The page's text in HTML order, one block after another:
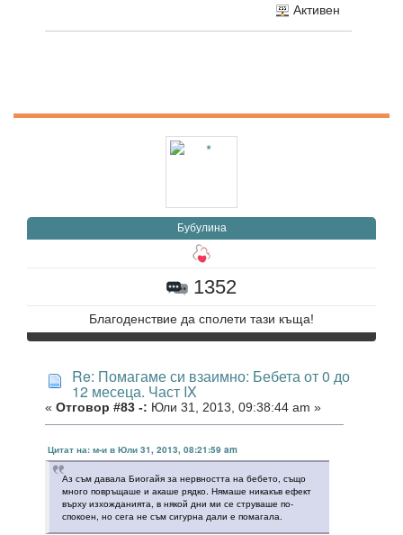
Активен
Бубулина
1352
Благоденствие да сполети тази къща!
Re: Помагаме си взаимно: Бебета от 0 до
12 месеца. Част IX
« Отговор #83 -: Юли 31, 2013, 09:38:44 am »
Цитат на: м-и в Юли 31, 2013, 08:21:59 am
Аз съм давала Биогайя за нервността на бебето, също
много повръщаше и акаше рядко. Нямаше никакъв ефект
върху изхожданията, в някой дни ми се струваше по-
спокоен, но сега не съм сигурна дали е помагала.